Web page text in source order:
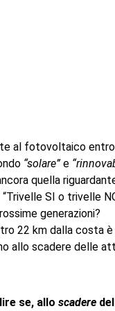
al fotovoltaico
“solare”e
quella
SI o trivelle
generazioni?
22 km dalla costa
allo scadere delle
se, allo scadere